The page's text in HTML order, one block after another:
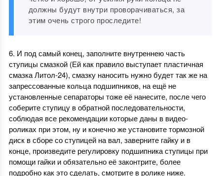
должны будут внутри проворачиваться, за
этим очень строго проследите!
6. И под самый конец, заполните внутреннею часть
ступицы смазкой (Ей как правило выступает пластичная
смазка Литол-24), смазку наносить нужно будет так же на
запрессованные кольца подшипников, на ещё не
установленные сепараторы тоже её нанесите, после чего
соберите ступицу в обратной последовательности,
соблюдая все рекомендации которые даны в видео-
роликах при этом, ну и конечно же установите тормозной
диск в сборе со ступицей на вал, заверните гайку и в
конце, произведите регулировку подшипника ступицы при
помощи гайки и обязательно её законтрите, более
подробно как это сделать, смотрите в ролике ниже.